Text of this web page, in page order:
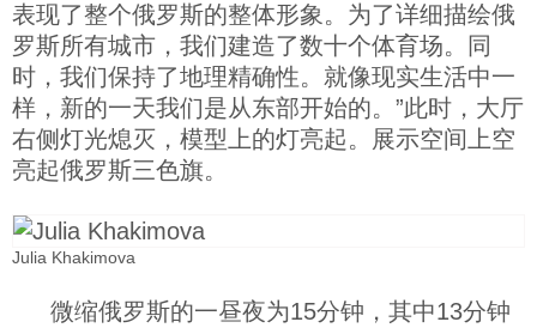
体育
旅游
视听
表现了整个俄罗斯的整体形象。为了详细描绘俄
罗斯所有城市，我们建造了数十个体育场。同
时，我们保持了地理精确性。就像现实生活中一
样，新的一天我们是从东部开始的。”此时，大厅
右侧灯光熄灭，模型上的灯亮起。展示空间上空
亮起俄罗斯三色旗。
Julia Khakimova
微缩俄罗斯的一昼夜为15分钟，其中13分钟